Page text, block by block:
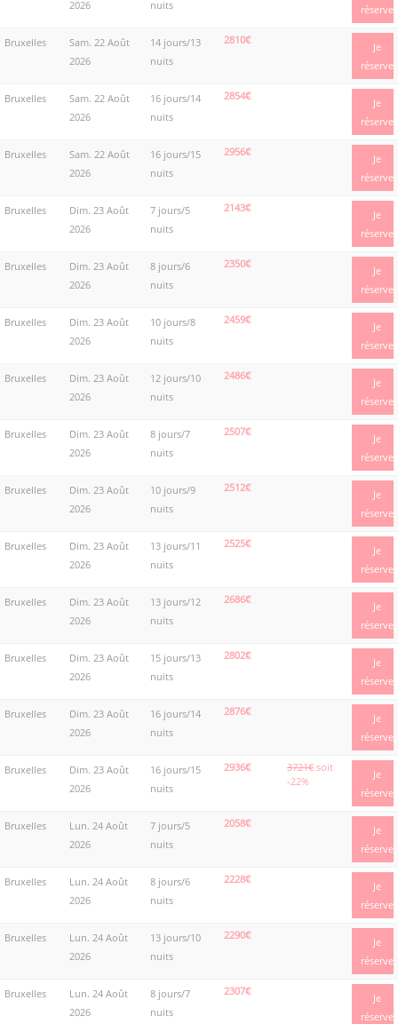
2026 nuits réserve
Bruxelles
Sam. 22 Août
2026
14 jours/13
nuits
2810€
Je
réserve
Bruxelles
Sam. 22 Août
2026
16 jours/14
nuits
2854€
Je
réserve
Bruxelles
Sam. 22 Août
2026
16 jours/15
nuits
2956€
Je
réserve
Bruxelles
Dim. 23 Août
2026
7 jours/5
nuits
2143€
Je
réserve
Bruxelles
Dim. 23 Août
2026
8 jours/6
nuits
2350€
Je
réserve
Bruxelles
Dim. 23 Août
2026
10 jours/8
nuits
2459€
Je
réserve
Bruxelles
Dim. 23 Août
2026
12 jours/10
nuits
2486€
Je
réserve
Bruxelles
Dim. 23 Août
2026
8 jours/7
nuits
2507€
Je
réserve
Bruxelles
Dim. 23 Août
2026
10 jours/9
nuits
2512€
Je
réserve
Bruxelles
Dim. 23 Août
2026
13 jours/11
nuits
2525€
Je
réserve
Bruxelles
Dim. 23 Août
2026
13 jours/12
nuits
2686€
Je
réserve
Bruxelles
Dim. 23 Août
2026
15 jours/13
nuits
2802€
Je
réserve
Bruxelles
Dim. 23 Août
2026
16 jours/14
nuits
2876€
Je
réserve
Bruxelles
Dim. 23 Août
2026
16 jours/15
nuits
2936€ 3721€ soit
-22%
Je
réserve
Bruxelles
Lun. 24 Août
2026
7 jours/5
nuits
2058€
Je
réserve
Bruxelles
Lun. 24 Août
2026
8 jours/6
nuits
2228€
Je
réserve
Bruxelles
Lun. 24 Août
2026
13 jours/10
nuits
2290€
Je
réserve
Bruxelles
Lun. 24 Août
2026
8 jours/7
nuits
2307€
Je
réserve